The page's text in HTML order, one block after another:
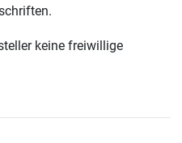
keine freiwillige